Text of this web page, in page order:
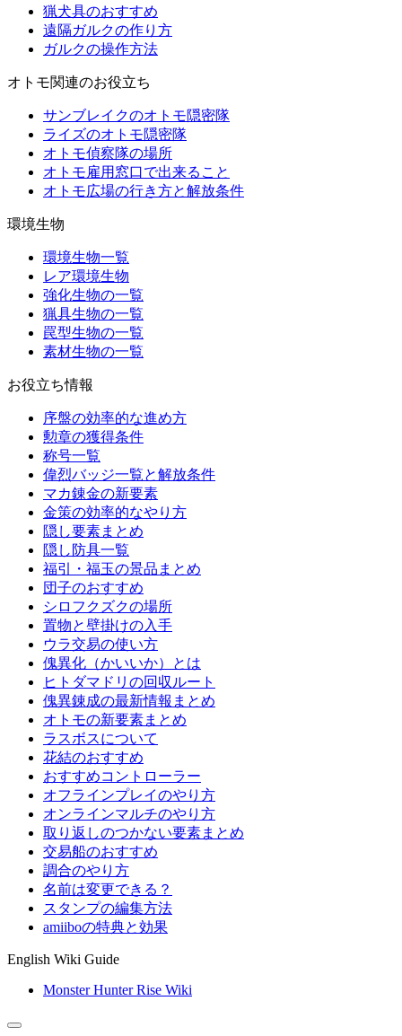
猟犬具のおすすめ
遠隔ガルクの作り方
ガルクの操作方法
オトモ関連のお役立ち
サンブレイクのオトモ隠密隊
ライズのオトモ隠密隊
オトモ偵察隊の場所
オトモ雇用窓口で出来ること
オトモ広場の行き方と解放条件
環境生物
環境生物一覧
レア環境生物
強化生物の一覧
猟具生物の一覧
罠型生物の一覧
素材生物の一覧
お役立ち情報
序盤の効率的な進め方
勲章の獲得条件
称号一覧
偉烈バッジ一覧と解放条件
マカ錬金の新要素
金策の効率的なやり方
隠し要素まとめ
隠し防具一覧
福引・福玉の景品まとめ
団子のおすすめ
シロフクズクの場所
置物と壁掛けの入手
ウラ交易の使い方
傀異化（かいいか）とは
ヒトダマドリの回収ルート
傀異錬成の最新情報まとめ
オトモの新要素まとめ
ラスボスについて
花結のおすすめ
おすすめコントローラー
オフラインプレイのやり方
オンラインマルチのやり方
取り返しのつかない要素まとめ
交易船のおすすめ
調合のやり方
名前は変更できる？
スタンプの編集方法
amiiboの特典と効果
English Wiki Guide
Monster Hunter Rise Wiki